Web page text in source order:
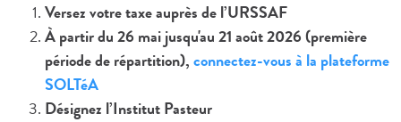
Versez votre taxe auprès de l’URSSAF
À partir du 26 mai jusqu'au 21 août 2026 (première
période de répartition),connectez-vous à la plateforme
SOLTéA
Désignez l’Institut Pasteur